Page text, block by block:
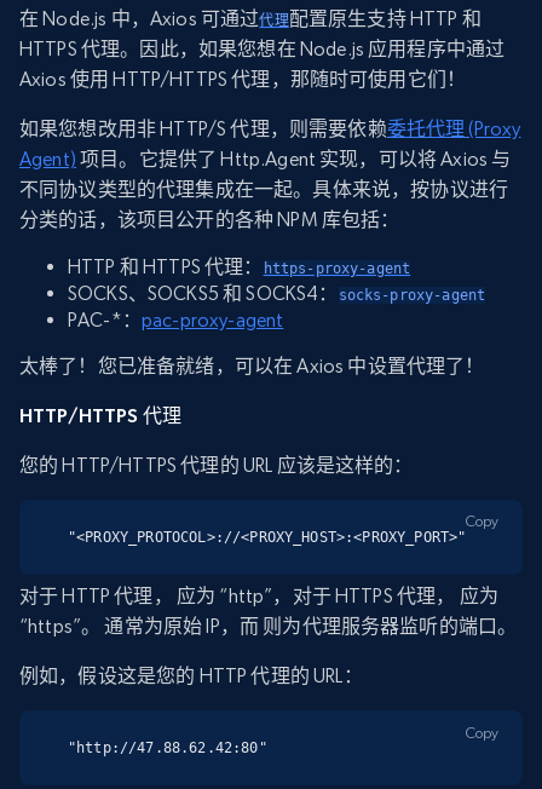
在 Node.js 中，Axios 可通过代理配置原生支持 HTTP 和
HTTPS 代理。因此，如果您想在 Node.js 应用程序中通过
Axios 使用 HTTP/HTTPS 代理，那随时可使用它们！
如果您想改用非 HTTP/S 代理，则需要依赖委托代理 (Proxy
Agent) 项目。它提供了 Http.Agent 实现，可以将 Axios 与
不同协议类型的代理集成在一起。具体来说，按协议进行
分类的话，该项目公开的各种 NPM 库包括：
HTTP 和 HTTPS 代理： https-proxy-agent
SOCKS、SOCKS5 和 SOCKS4： socks-proxy-agent
PAC-*： pac-proxy-agent
太棒了！您已准备就绪，可以在 Axios 中设置代理了！
HTTP/HTTPS 代理
您的 HTTP/HTTPS 代理的 URL 应该是这样的：
"<PROXY_PROTOCOL>://<PROXY_HOST>:<PROXY_PORT>"
Copy
对于 HTTP 代理， 应为 “http”，对于 HTTPS 代理，
应为
“https”。
通常为原始 IP，而 则为代理服务器监听的端口。
例如，假设这是您的 HTTP 代理的 URL：
"http://47.88.62.42:80"
Copy